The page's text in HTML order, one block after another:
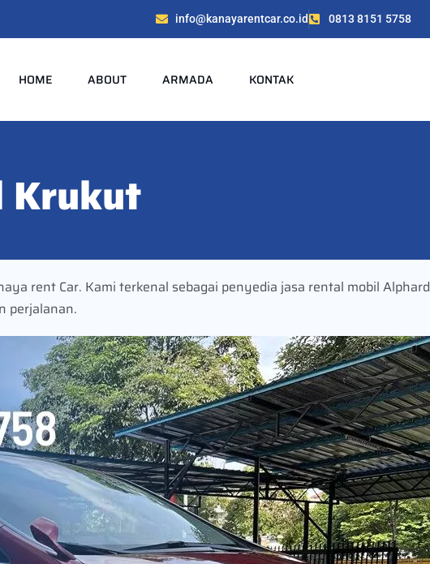
info@kanayarentcar.co.id 0813 8151 5758
HOME ABOUT ARMADA KONTAK
Krukut
rent Car. Kami terkenal sebagai penyedia jasa rental mobil Alphard
perjalanan.